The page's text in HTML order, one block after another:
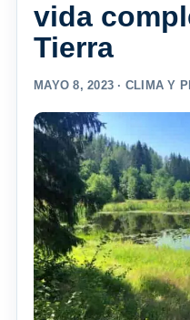
vida
Tierra
MAYO 8, 2023 · CLIMA Y